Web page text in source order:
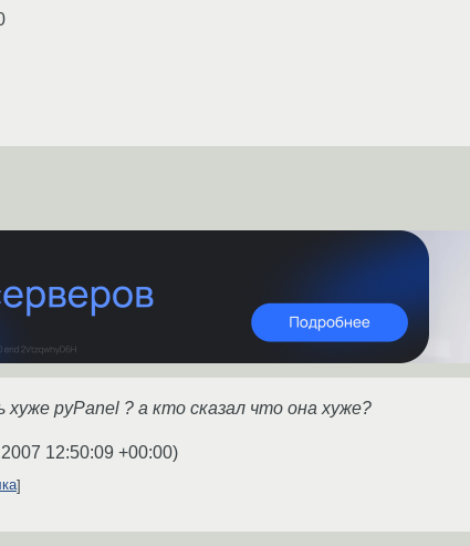
хуже pyPanel ? а кто сказал что она хуже?
12:50:09 +00:00)